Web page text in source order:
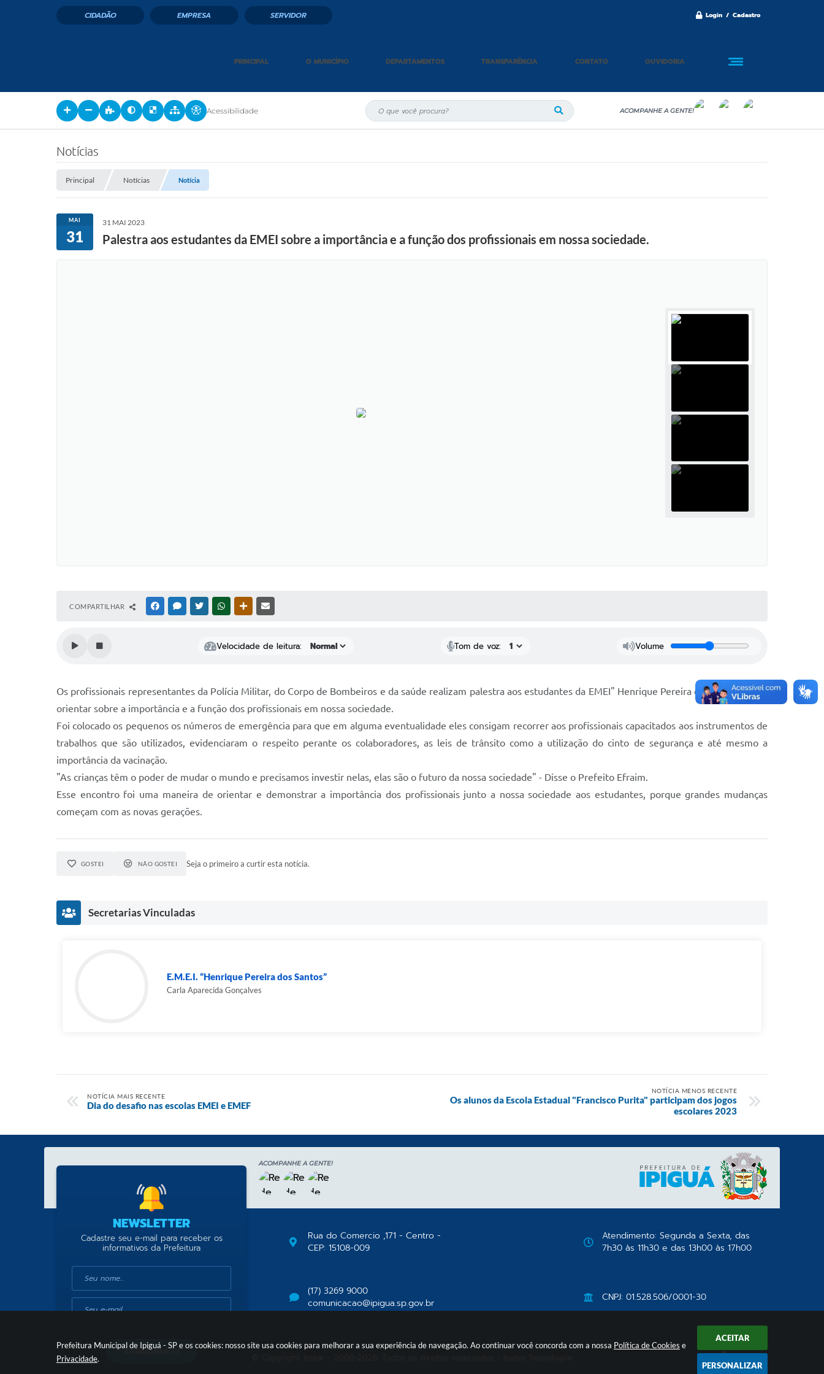
Prefeitura Municipal de Ipiguá - SP e os cookies: nosso site usa cookies para melhorar a sua experiência de navegação. Ao continuar você concorda com a nossa Política de Cookies e
Privacidade.
ACEITAR
PERSONALIZAR
Login / Cadastro
CIDADÃO EMPRESA SERVIDOR
PRINCIPAL O MUNICÍPIO DEPARTAMENTOS TRANSPARÊNCIA CONTATO OUVIDORIA
Acessibilidade ACOMPANHE A GENTE!
Notícias
Principal Notícias Notícia
MAI
31
31 MAI 2023
Palestra aos estudantes da EMEI sobre a importância e a função dos profissionais em nossa sociedade.
COMPARTILHAR FACEBOOKMESSENGER
TWITTERWHATSAPPOUTRAS MÍDIAS
Velocidade de leitura: Tom de voz: Volume
Os profissionais representantes da Polícia Militar, do Corpo de Bombeiros e da saúde realizam palestra aos estudantes da EMEI" Henrique Pereira dos Santos" para
orientar sobre a importância e a função dos profissionais em nossa sociedade.
Foi colocado os pequenos os números de emergência para que em alguma eventualidade eles consigam recorrer aos profissionais capacitados aos instrumentos de
trabalhos que são utilizados, evidenciaram o respeito perante os colaboradores, as leis de trânsito como a utilização do cinto de segurança e até mesmo a
importância da vacinação.
"As crianças têm o poder de mudar o mundo e precisamos investir nelas, elas são o futuro da nossa sociedade" - Disse o Prefeito Efraim.
Esse encontro foi uma maneira de orientar e demonstrar a importância dos profissionais junto a nossa sociedade aos estudantes, porque grandes mudanças
começam com as novas gerações.
GOSTEI NÃO GOSTEI Seja o primeiro a curtir esta notícia.
Secretarias Vinculadas
E.M.E.I. “Henrique Pereira dos Santos”
Carla Aparecida Gonçalves
NOTÍCIA MAIS RECENTE
Dia do desafio nas escolas EMEI e EMEF
NOTÍCIA MENOS RECENTE
Os alunos da Escola Estadual "Francisco Purita" participam dos jogos
escolares 2023
ACOMPANHE A GENTE!
NEWSLETTER
Cadastre seu e-mail para receber os
informativos da Prefeitura
CADASTRAR
Rua do Comercio ,171 - Centro -
CEP: 15108-009
Atendimento: Segunda a Sexta, das
7h30 às 11h30 e das 13h00 às 17h00
(17) 3269 9000
comunicacao@ipigua.sp.gov.br
CNPJ: 01.528.506/0001-30